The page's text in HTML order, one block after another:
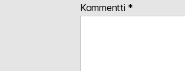
Kommentti *